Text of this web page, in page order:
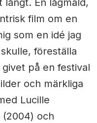
långt. En lågmäld,
film om en
som en idé jag
föreställa
på en festival
och märkliga
Lucille
(2004) och